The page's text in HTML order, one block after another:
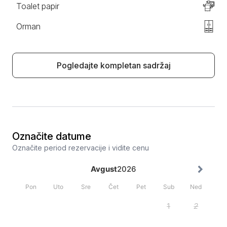
Toalet papir
Orman
Pogledajte kompletan sadržaj
Označite datume
Označite period rezervacije i vidite cenu